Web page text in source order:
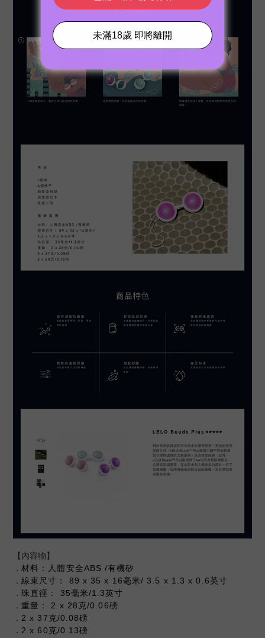
【內容物】
． 材料：人體安全ABS /有機矽
． 線束尺寸： 89 x 35 x 16毫米/ 3.5 x 1.3 x 0.6英寸
． 珠直徑： 35毫米/1.3英寸
． 重量： 2 x 28克/0.06磅
． 2 x 37克/0.08磅
． 2 x 60克/0.13磅